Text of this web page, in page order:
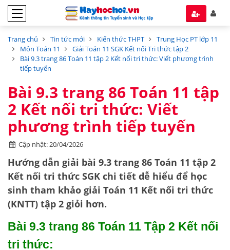
Trang chủ Tin tức mới Kiến thức THPT
Trung Học PT lớp 11
Môn Toán 11
Giải Toán 11 SGK Kết nối Tri thức tập 2
Bài 9.3 trang 86 Toán 11 tập 2 Kết nối tri thức: Viết phương trình
tiếp tuyến
Bài 9.3 trang 86 Toán 11 tập
2 Kết nối tri thức: Viết
phương trình tiếp tuyến
Cập nhật: 20/04/2026
Hướng dẫn giải bài 9.3 trang 86 Toán 11 tập 2
Kết nối tri thức SGK chi tiết dễ hiểu để học
sinh tham khảo giải Toán 11 Kết nối tri thức
(KNTT) tập 2 giỏi hơn.
Bài 9.3 trang 86 Toán 11 Tập 2 Kết nối
tri thức: